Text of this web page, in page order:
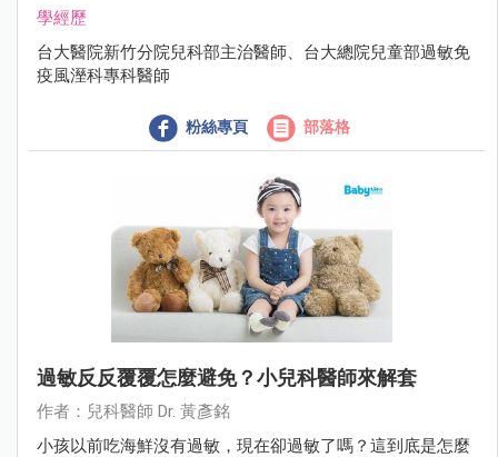
學經歷
台大醫院新竹分院兒科部主治醫師、台大總院兒童部過敏免
疫風溼科專科醫師
粉絲專頁 部落格
過敏反反覆覆怎麼避免？小兒科醫師來解套
作者：兒科醫師 Dr. 黃彥銘
小孩以前吃海鮮沒有過敏，現在卻過敏了嗎？這到底是怎麼